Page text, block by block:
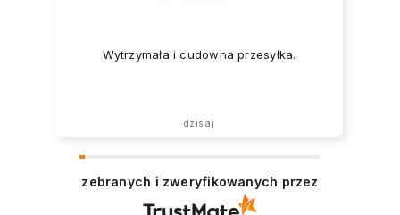
Wytrzymała i cudowna przesyłka.
dzisiaj
zebranych i zweryfikowanych przez